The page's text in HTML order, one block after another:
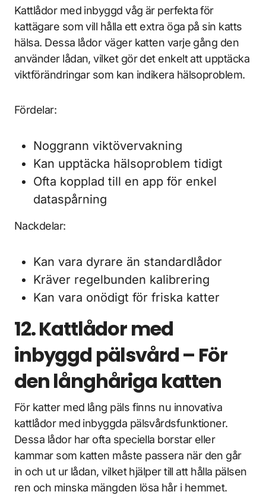
Kattlådor med inbyggd våg är perfekta för
kattägare som vill hålla ett extra öga på sin katts
hälsa. Dessa lådor väger katten varje gång den
använder lådan, vilket gör det enkelt att upptäcka
viktförändringar som kan indikera hälsoproblem.
Fördelar:
Noggrann viktövervakning
Kan upptäcka hälsoproblem tidigt
Ofta kopplad till en app för enkel
dataspårning
Nackdelar:
Kan vara dyrare än standardlådor
Kräver regelbunden kalibrering
Kan vara onödigt för friska katter
12. Kattlådor med
inbyggd pälsvård – För
den långhåriga katten
För katter med lång päls finns nu innovativa
kattlådor med inbyggda pälsvårdsfunktioner.
Dessa lådor har ofta speciella borstar eller
kammar som katten måste passera när den går
in och ut ur lådan, vilket hjälper till att hålla pälsen
ren och minska mängden lösa hår i hemmet.